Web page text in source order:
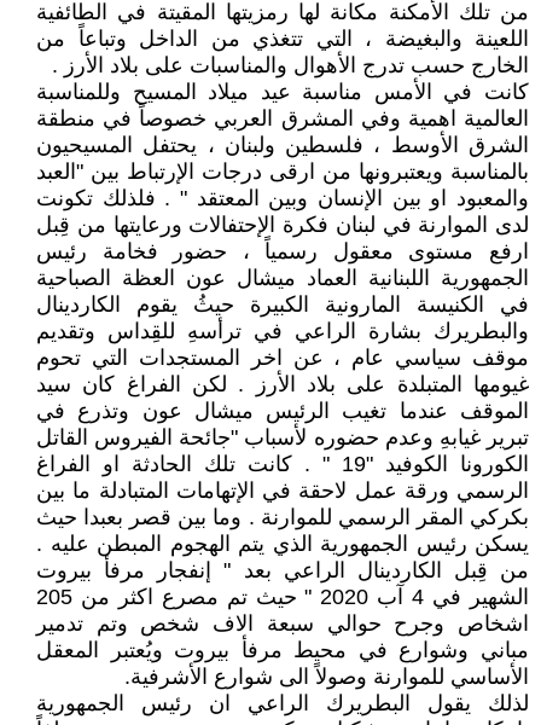
من تلك الأمكنة مكانة لها رمزيتها المقيتة في الطائفية
اللعينة والبغيضة ، التي تتغذي من الداخل وتباعاً من
الخارج حسب تدرج الأهوال والمناسبات على بلاد الأرز .
كانت في الأمس مناسبة عيد ميلاد المسيح وللمناسبة
العالمية اهمية وفي المشرق العربي خصوصاً في منطقة
الشرق الأوسط ، فلسطين ولبنان ، يحتفل المسيحيون
بالمناسبة ويعتبرونها من ارقى درجات الإرتباط بين "العبد
والمعبود او بين الإنسان وبين المعتقد " . فلذلك تكونت
لدى الموارنة في لبنان فكرة الإحتفالات ورعايتها من قِبل
ارفع مستوى معقول رسمياً ، حضور فخامة رئيس
الجمهورية اللبنانية العماد ميشال عون العظة الصباحية
في الكنيسة المارونية الكبيرة حيثُ يقوم الكاردينال
والبطريرك بشارة الراعي في ترأسهِ للقِداس وتقديم
موقف سياسي عام ، عن اخر المستجدات التي تحوم
غيومها المتبلدة على بلاد الأرز . لكن الفراغ كان سيد
الموقف عندما تغيب الرئيس ميشال عون وتذرع في
تبرير غيابهِ وعدم حضوره لأسباب "جائحة الفيروس القاتل
الكورونا الكوفيد "19 " . كانت تلك الحادثة او الفراغ
الرسمي ورقة عمل لاحقة في الإتهامات المتبادلة ما بين
بكركي المقر الرسمي للموارنة . وما بين قصر بعبدا حيث
يسكن رئيس الجمهورية الذي يتم الهجوم المبطن عليه .
من قِبل الكاردينال الراعي بعد " إنفجار مرفأ بيروت
الشهير في 4 آب 2020 " حيث تم مصرع اكثر من 205
اشخاص وجرح حوالي سبعة الاف شخص وتم تدمير
مباني وشوارع في محيط مرفأ بيروت ويُعتبر المعقل
الأساسي للموارنة وصولاً الى شوارع الأشرفية.
لذلك يقول البطريرك الراعي ان رئيس الجمهورية